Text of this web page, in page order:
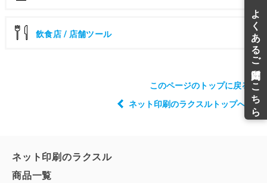
飲食店 / 店舗ツール
このページのトップに戻る
ネット印刷のラクスルトップへ戻る
ネット印刷のラクスル
商品一覧